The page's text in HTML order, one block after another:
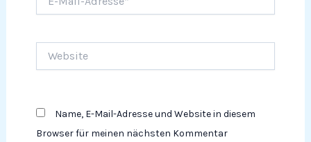
Mail-
Name, E-Mail-Adresse und Website in diesem
Browser für meinen nächsten Kommentar